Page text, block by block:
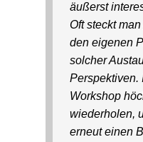
äußerst
Oft steckt
den eigenen
solcher
Perspektiven.
Workshop
wiederholen,
erneut einen